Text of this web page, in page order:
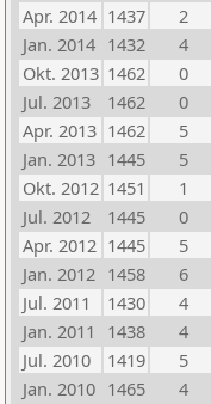
Apr. 2014 1437 2
Jan. 2014 1432 4
Okt. 2013 1462 0
Jul. 2013
1462 0
Apr. 2013 1462 5
Jan. 2013 1445 5
Okt. 2012 1451 1
Jul. 2012
1445 0
Apr. 2012 1445 5
Jan. 2012 1458 6
Jul. 2011
1430 4
Jan. 2011
1438 4
Jul. 2010
1419 5
Jan. 2010 1465 4